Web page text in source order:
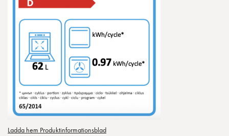
Ladda hem Produktinformationsblad